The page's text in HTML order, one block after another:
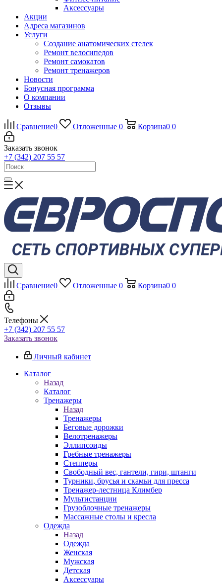
Аксессуары
Акции
Адреса магазинов
Услуги
Создание анатомических стелек
Ремонт велосипедов
Ремонт самокатов
Ремонт тренажеров
Новости
Бонусная программа
О компании
Отзывы
Сравнение0 Отложенные 0 Корзина0 0
Заказать звонок
+7 (342) 207 55 57
Сравнение0 Отложенные 0 Корзина0 0
Телефоны
+7 (342) 207 55 57
Заказать звонок
Личный кабинет
Каталог
Назад
Каталог
Тренажеры
Назад
Тренажеры
Беговые дорожки
Велотренажеры
Эллипсоиды
Гребные тренажеры
Степперы
Свободный вес, гантели, гири, штанги
Турники, брусья и скамьи для пресса
Тренажер-лестница Климбер
Мультистанции
Грузоблочные тренажеры
Массажные столы и кресла
Одежда
Назад
Одежда
Женская
Мужская
Детская
Аксессуары